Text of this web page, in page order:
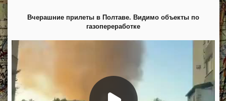
Вчерашние прилеты в Полтаве. Видимо объекты по
газопереработке